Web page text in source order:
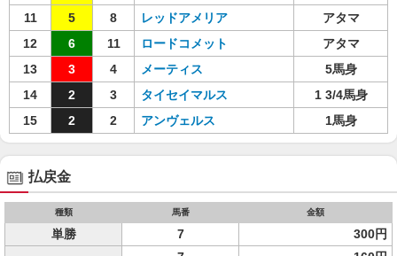
11
5 8 レッドアメリア
アタマ
12
6 11 ロードコメット
アタマ
13
3 4 メーティス
5馬身
14
2 3 タイセイマルス
1 3/4馬身
15
2 2 アンヴェルス 1馬身
払戻金
種類 馬番 金額
単勝 7 300円